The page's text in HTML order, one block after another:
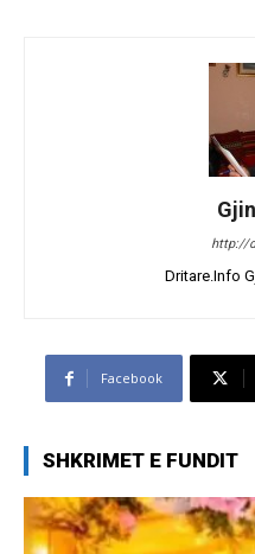
http://
Dritare.Info
Facebook
SHKRIMET E FUNDIT